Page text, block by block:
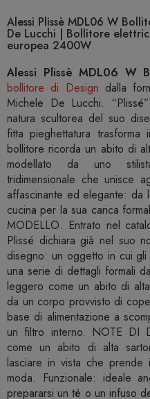
Alessi Plissè MDL06 W
De Lucchi | Bollitore
europea 2400W
Alessi Plissè MDL06 W
bollitore di Design dalla
Michele De Lucchi.
natura scultorea del suo
fitta pieghettatura trasforma
bollitore ricorda un abito di
modellato da uno
tridimensionale che unisce
affascinante ed elegante: da
cucina per la sua carica
MODELLO. Entrato nel
Plissé dichiara già nel suo
disegno: un oggetto in cui
una serie di dettagli formali
leggero come un abito di
da un corpo provvisto di
base di alimentazione a
un filtro interno. NOTE DI
come un abito di alta
lasciare in vista che prende
moda. Funzionale: ideale
prepararsi un tè o un infuso